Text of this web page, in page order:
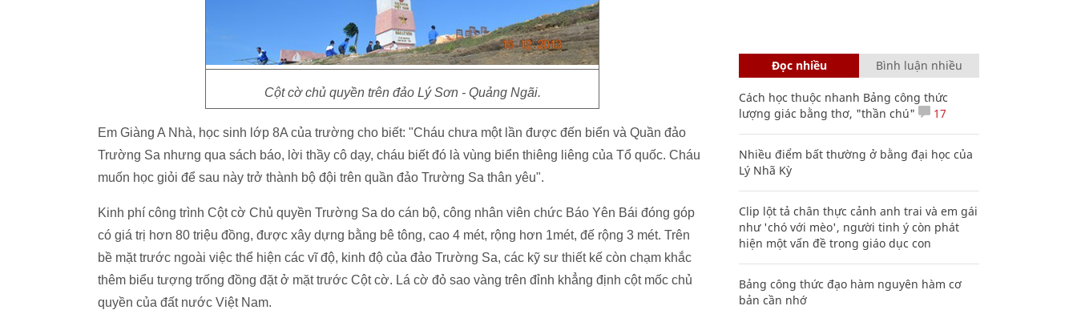
Cột cờ chủ quyền trên đảo Lý Sơn - Quảng Ngãi.
Em Giàng A Nhà, học sinh lớp 8A của trường cho biết: "Cháu chưa một lần được đến biển và Quần đảo
Trường Sa nhưng qua sách báo, lời thầy cô dạy, cháu biết đó là vùng biển thiêng liêng của Tổ quốc. Cháu
muốn học giỏi để sau này trở thành bộ đội trên quần đảo Trường Sa thân yêu".
Kinh phí công trình Cột cờ Chủ quyền Trường Sa do cán bộ, công nhân viên chức Báo Yên Bái đóng góp
có giá trị hơn 80 triệu đồng, được xây dựng bằng bê tông, cao 4 mét, rộng hơn 1mét, đế rộng 3 mét. Trên
bề mặt trước ngoài việc thể hiện các vĩ độ, kinh độ của đảo Trường Sa, các kỹ sư thiết kế còn chạm khắc
thêm biểu tượng trống đồng đặt ở mặt trước Cột cờ. Lá cờ đỏ sao vàng trên đỉnh khẳng định cột mốc chủ
quyền của đất nước Việt Nam.
Đọc nhiều Bình luận nhiều
Cách học thuộc nhanh Bảng công thức
lượng giác bằng thơ, "thần chú"
17
Nhiều điểm bất thường ở bằng đại học của
Lý Nhã Kỳ
Clip lột tả chân thực cảnh anh trai và em gái
như 'chó với mèo', người tinh ý còn phát
hiện một vấn đề trong giáo dục con
Bảng công thức đạo hàm nguyên hàm cơ
bản cần nhớ